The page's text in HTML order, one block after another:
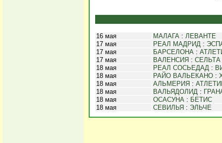
16 мая МАЛАГА : ЛЕВАНТЕ
17 мая
РЕАЛ МАДРИД :
17 мая
БАРСЕЛОНА :
17 мая
ВАЛЕНСИЯ : СЕЛЬТА
18 мая
РЕАЛ СОСЬЕДАД :
18 мая
РАЙО ВАЛЬЕКАНО :
18 мая
АЛЬМЕРИЯ :
18 мая
ВАЛЬЯДОЛИД :
18 мая
ОСАСУНА : БЕТИС
18 мая
СЕВИЛЬЯ : ЭЛЬЧЕ